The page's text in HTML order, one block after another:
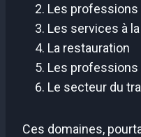
Les professions
Les services à
La restauration
Les
Le secteur du
Ces domaines,